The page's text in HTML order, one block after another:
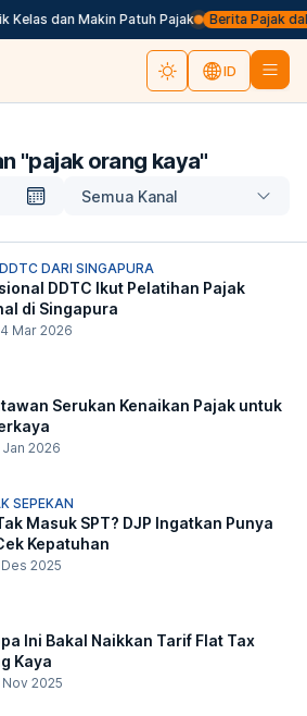
dan Makin Patuh Pajak Berita Pajak
ID
"pajak orang kaya"
Semua Kanal
DARI SINGAPURA
DDTC Ikut Pelatihan Pajak
di Singapura
Mar 2026
Serukan Kenaikan Pajak untuk
2026
SEPEKAN
Masuk SPT? DJP Ingatkan Punya
Kepatuhan
2025
Ini Bakal Naikkan Tarif Flat Tax
Kaya
Nov 2025